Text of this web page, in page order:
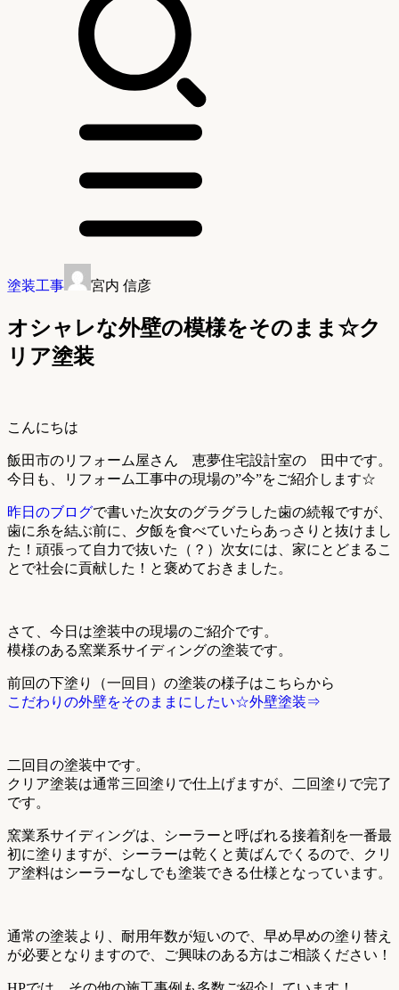
塗装工事 宮内 信彦
オシャレな外壁の模様をそのまま☆ク
リア塗装
こんにちは
飯田市のリフォーム屋さん 恵夢住宅設計室の 田中です。
今日も、リフォーム工事中の現場の”今”をご紹介します☆
昨日のブログで書いた次女のグラグラした歯の続報ですが、
歯に糸を結ぶ前に、夕飯を食べていたらあっさりと抜けまし
た！頑張って自力で抜いた（？）次女には、家にとどまるこ
とで社会に貢献した！と褒めておきました。
さて、今日は塗装中の現場のご紹介です。
模様のある窯業系サイディングの塗装です。
前回の下塗り（一回目）の塗装の様子はこちらから
こだわりの外壁をそのままにしたい☆外壁塗装⇒
二回目の塗装中です。
クリア塗装は通常三回塗りで仕上げますが、二回塗りで完了
です。
窯業系サイディングは、シーラーと呼ばれる接着剤を一番最
初に塗りますが、シーラーは乾くと黄ばんでくるので、クリ
ア塗料はシーラーなしでも塗装できる仕様となっています。
通常の塗装より、耐用年数が短いので、早め早めの塗り替え
が必要となりますので、ご興味のある方はご相談ください！